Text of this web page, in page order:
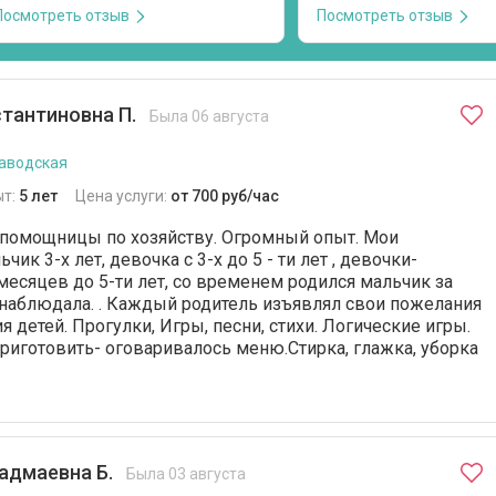
занятия. Светлана
график занятий лучше, чем
Прекрасный тайм-
стеснительная. Лепили,
делали поделки и
11 лет, тоже кормила,
посещение
занятий. Если дети
болели, чётко выполняла
врача. Когда дети
с ней, я была абсолютно
спокойна, что Светлана всё сделает
отзыв
и потешек.
понравилось, что на
спросила моего
телефону, можно ли
малышу, так как было
Посмотреть отзыв
П. Была 06 августа
5 лет Цена услуги: от 700 руб/час
по хозяйству. Огромный опыт. Мои
3-х лет, девочка с 3-х до 5 - ти лет , девочки-
до 5-ти лет, со временем родился мальчик за
. Каждый родитель изъявлял свои пожелания
детей. Прогулки, Игры, песни, стихи. Логические игры.
оговаривалось меню.Стирка, глажка, уборка
Б. Была 03 августа